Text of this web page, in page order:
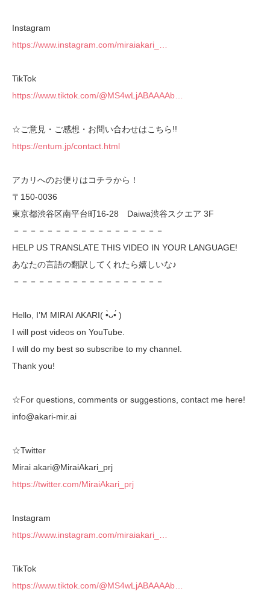
Instagram
https://www.instagram.com/miraiakari_…
TikTok
https://www.tiktok.com/@MS4wLjABAAAAb…
☆ご意見・ご感想・お問い合わせはこちら!!
https://entum.jp/contact.html
アカリへのお便りはコチラから！
〒150-0036
東京都渋谷区南平台町16-28 Daiwa渋谷スクエア 3F
－－－－－－－－－－－－－－－－－－
HELP US TRANSLATE THIS VIDEO IN YOUR LANGUAGE!
あなたの言語の翻訳してくれたら嬉しいな♪
－－－－－－－－－－－－－－－－－－
Hello, I’M MIRAI AKARI( •̀ᴗ•́ )ゞ
I will post videos on YouTube.
I will do my best so subscribe to my channel.
Thank you!
☆For questions, comments or suggestions, contact me here!
info@akari-mir.ai
☆Twitter
Mirai akari@MiraiAkari_prj
https://twitter.com/MiraiAkari_prj
Instagram
https://www.instagram.com/miraiakari_…
TikTok
https://www.tiktok.com/@MS4wLjABAAAAb…